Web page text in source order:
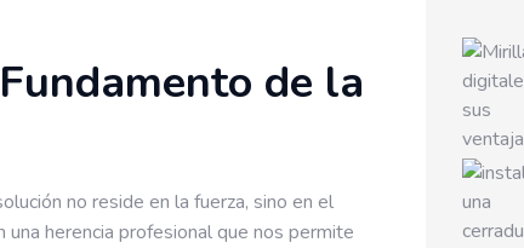
de la
no reside en la fuerza, sino en el
herencia profesional que nos permite